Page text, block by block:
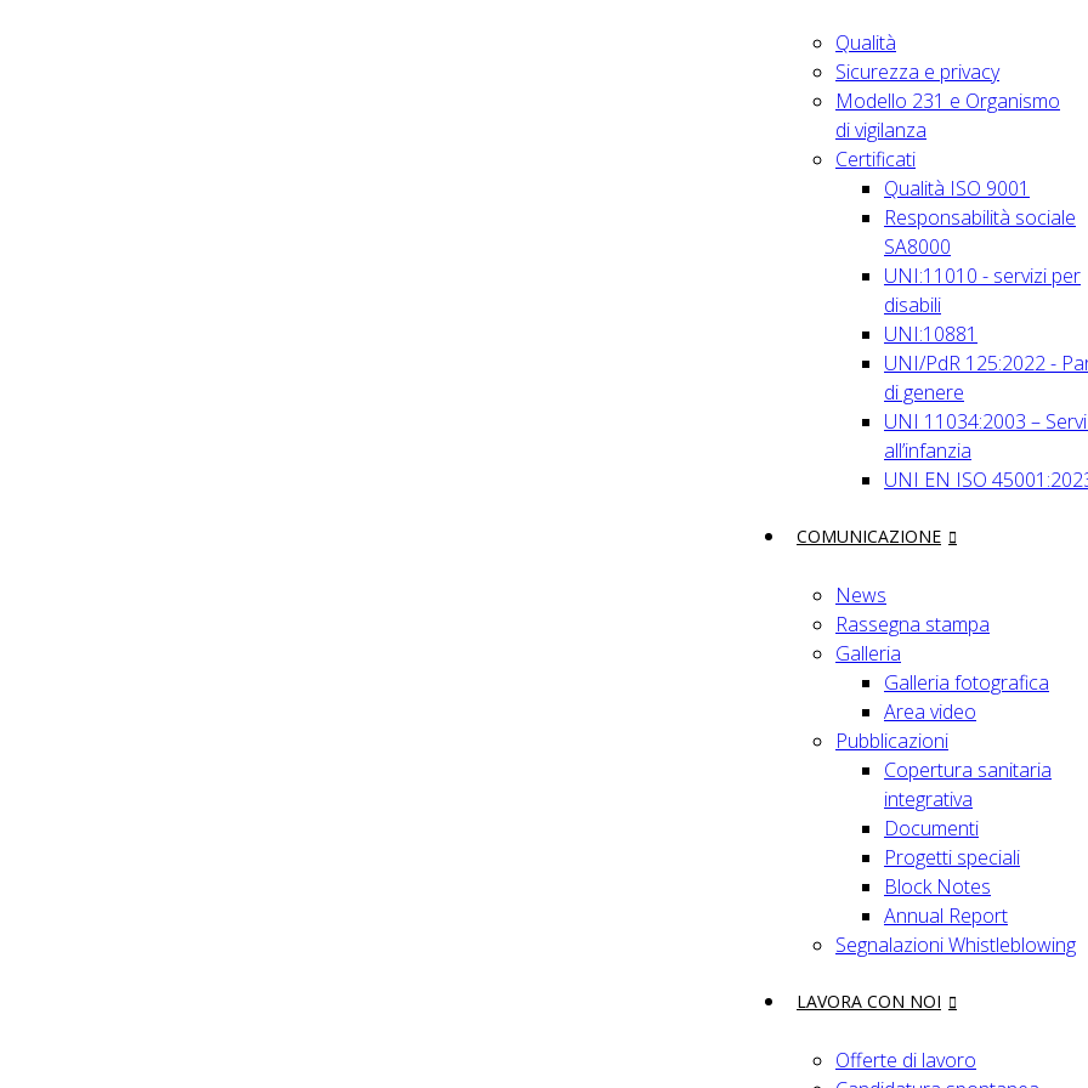
Qualità
Sicurezza e privacy
Modello 231 e Organismo
di vigilanza
Certificati
Qualità ISO 9001
Responsabilità sociale
SA8000
UNI:11010 - servizi per
disabili
UNI:10881
UNI/PdR 125:2022 -
di genere
UNI 11034:2003 –
all’infanzia
UNI EN ISO
COMUNICAZIONE
News
Rassegna stampa
Galleria
Galleria fotografica
Area video
Pubblicazioni
Copertura sanitaria
integrativa
Documenti
Progetti speciali
Block Notes
Annual Report
Segnalazioni Whistleblowing
LAVORA CON NOI
Offerte di lavoro